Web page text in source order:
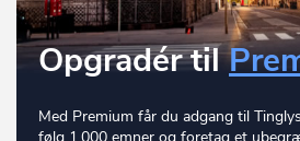
Opgradér til
Med Premium får du adgang til